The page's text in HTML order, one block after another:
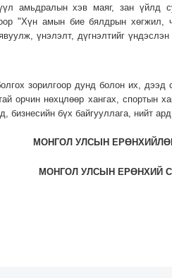
амьдралын хэв маяг, зан үйлд
"Хүн амын бие бялдрын хөгжил,
үнэлэлт, дүгнэлтийг
зорилгоор дунд болон их,
орчин нөхцлөөр хангах, спортын
бизнесийн бүх байгууллага, нийт
МОНГОЛ УЛСЫН
МОНГОЛ УЛСЫН ЕРӨНХИЙ